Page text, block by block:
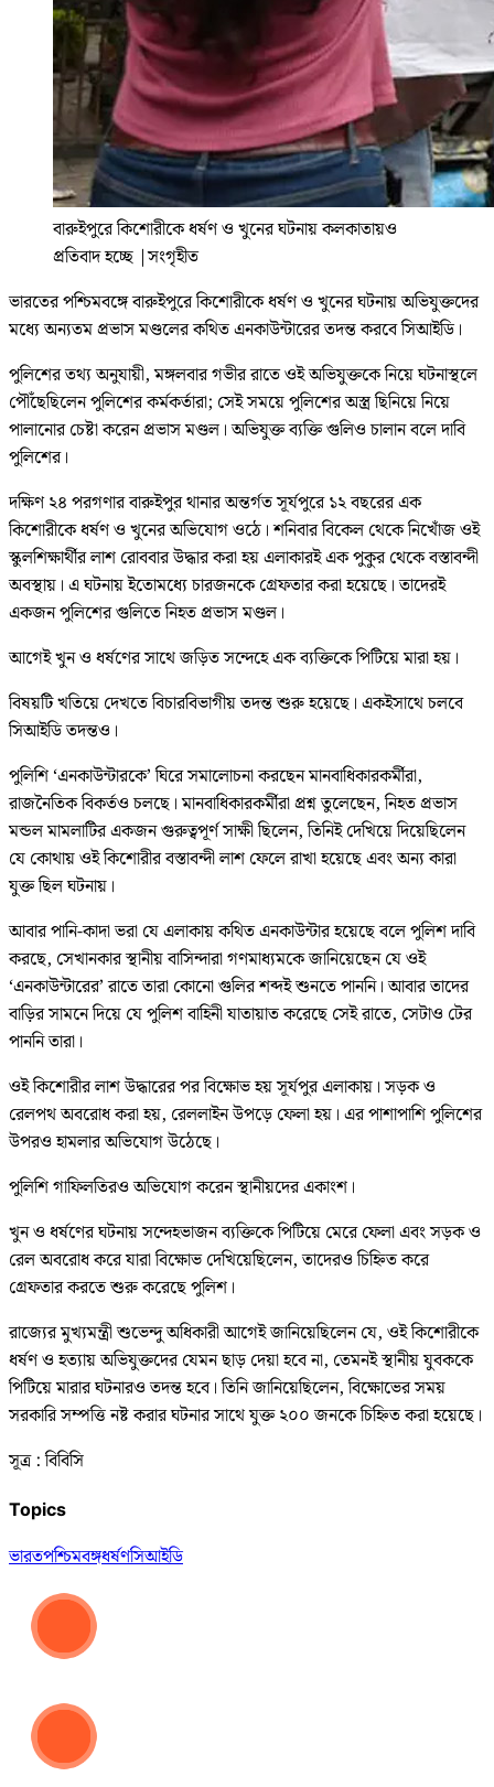
বারুইপুরে কিশোরীকে ধর্ষণ ও খুনের ঘটনায় কলকাতায়ও
প্রতিবাদ হচ্ছে |সংগৃহীত
ভারতের পশ্চিমবঙ্গে বারুইপুরে কিশোরীকে ধর্ষণ ও খুনের ঘটনায় অভিযুক্তদের
মধ্যে অন্যতম প্রভাস মণ্ডলের কথিত এনকাউন্টারের তদন্ত করবে সিআইডি।
পুলিশের তথ্য অনুযায়ী, মঙ্গলবার গভীর রাতে ওই অভিযুক্তকে নিয়ে ঘটনাস্থলে
পৌঁছেছিলেন পুলিশের কর্মকর্তারা; সেই সময়ে পুলিশের অস্ত্র ছিনিয়ে নিয়ে
পালানোর চেষ্টা করেন প্রভাস মণ্ডল। অভিযুক্ত ব্যক্তি গুলিও চালান বলে দাবি
পুলিশের।
দক্ষিণ ২৪ পরগণার বারুইপুর থানার অন্তর্গত সূর্যপুরে ১২ বছরের এক
কিশোরীকে ধর্ষণ ও খুনের অভিযোগ ওঠে। শনিবার বিকেল থেকে নিখোঁজ ওই
স্কুলশিক্ষার্থীর লাশ রোববার উদ্ধার করা হয় এলাকারই এক পুকুর থেকে বস্তাবন্দী
অবস্থায়। এ ঘটনায় ইতোমধ্যে চারজনকে গ্রেফতার করা হয়েছে। তাদেরই
একজন পুলিশের গুলিতে নিহত প্রভাস মণ্ডল।
আগেই খুন ও ধর্ষণের সাথে জড়িত সন্দেহে এক ব্যক্তিকে পিটিয়ে মারা হয়।
বিষয়টি খতিয়ে দেখতে বিচারবিভাগীয় তদন্ত শুরু হয়েছে। একইসাথে চলবে
সিআইডি তদন্তও।
পুলিশি ‘এনকাউন্টারকে’ ঘিরে সমালোচনা করছেন মানবাধিকারকর্মীরা,
রাজনৈতিক বিকর্তও চলছে। মানবাধিকারকর্মীরা প্রশ্ন তুলেছেন, নিহত প্রভাস
মন্ডল মামলাটির একজন গুরুত্বপূর্ণ সাক্ষী ছিলেন, তিনিই দেখিয়ে দিয়েছিলেন
যে কোথায় ওই কিশোরীর বস্তাবন্দী লাশ ফেলে রাখা হয়েছে এবং অন্য কারা
যুক্ত ছিল ঘটনায়।
আবার পানি-কাদা ভরা যে এলাকায় কথিত এনকাউন্টার হয়েছে বলে পুলিশ দাবি
করছে, সেখানকার স্থানীয় বাসিন্দারা গণমাধ্যমকে জানিয়েছেন যে ওই
‘এনকাউন্টারের’ রাতে তারা কোনো গুলির শব্দই শুনতে পাননি। আবার তাদের
বাড়ির সামনে দিয়ে যে পুলিশ বাহিনী যাতায়াত করেছে সেই রাতে, সেটাও টের
পাননি তারা।
ওই কিশোরীর লাশ উদ্ধারের পর বিক্ষোভ হয় সূর্যপুর এলাকায়। সড়ক ও
রেলপথ অবরোধ করা হয়, রেললাইন উপড়ে ফেলা হয়। এর পাশাপাশি পুলিশের
উপরও হামলার অভিযোগ উঠেছে।
পুলিশি গাফিলতিরও অভিযোগ করেন স্থানীয়দের একাংশ।
খুন ও ধর্ষণের ঘটনায় সন্দেহভাজন ব্যক্তিকে পিটিয়ে মেরে ফেলা এবং সড়ক ও
রেল অবরোধ করে যারা বিক্ষোভ দেখিয়েছিলেন, তাদেরও চিহ্নিত করে
গ্রেফতার করতে শুরু করেছে পুলিশ।
রাজ্যের মুখ্যমন্ত্রী শুভেন্দু অধিকারী আগেই জানিয়েছিলেন যে, ওই কিশোরীকে
ধর্ষণ ও হত্যায় অভিযুক্তদের যেমন ছাড় দেয়া হবে না, তেমনই স্থানীয় যুবককে
পিটিয়ে মারার ঘটনারও তদন্ত হবে। তিনি জানিয়েছিলেন, বিক্ষোভের সময়
সরকারি সম্পত্তি নষ্ট করার ঘটনার সাথে যুক্ত ২০০ জনকে চিহ্নিত করা হয়েছে।
সূত্র : বিবিসি
Topics
ভারতপশ্চিমবঙ্গধর্ষণসিআইডি